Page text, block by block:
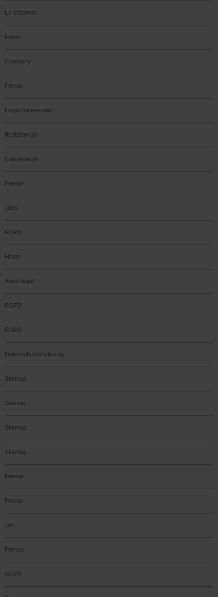
La empresa
Press
Company
Presse
Legal References
Redazionali
Evénements
Presse
Jobs
RGPD
Home
Aviso legal
RGPD
RGPD
Datenschutzerklärung
Sitemap
Sitemap
Sitemap
Sitemap
Presse
Presse
Job
Prensa
GDPR